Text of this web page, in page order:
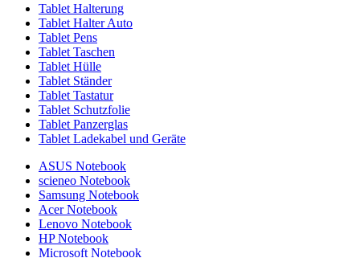
Tablet Halterung
Tablet Halter Auto
Tablet Pens
Tablet Taschen
Tablet Hülle
Tablet Ständer
Tablet Tastatur
Tablet Schutzfolie
Tablet Panzerglas
Tablet Ladekabel und Geräte
ASUS Notebook
scieneo Notebook
Samsung Notebook
Acer Notebook
Lenovo Notebook
HP Notebook
Microsoft Notebook